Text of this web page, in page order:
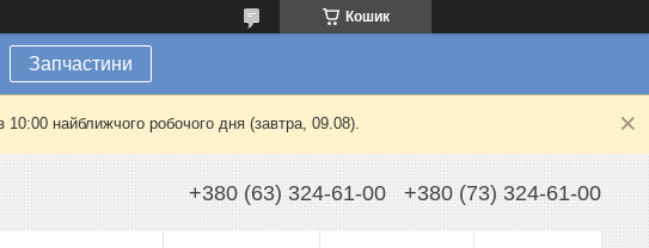
Кошик
Запчастини
найближчого робочого дня (завтра, 09.08).
+380 (63) 324-61-00 +380 (73) 324-61-00